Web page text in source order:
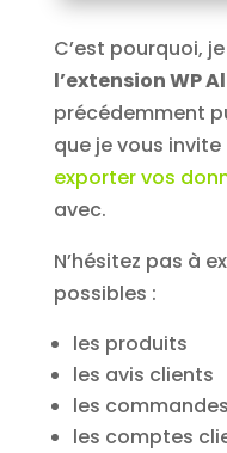
C’est pourquoi,
l’extension WP
précédemment
que je vous
exporter vos
avec.
N’hésitez pas à
possibles :
les produits
les avis clients
les commandes
les comptes